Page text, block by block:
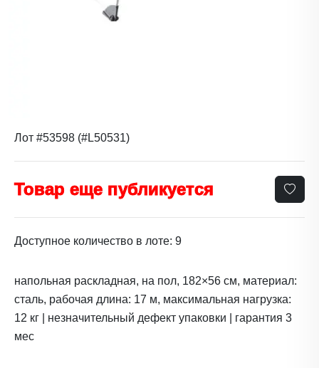
Лот #53598 (#L50531)
Товар еще публикуется
Доступное количество в лоте: 9
напольная раскладная, на пол, 182×56 см, материал:
сталь, рабочая длина: 17 м, максимальная нагрузка:
12 кг | незначительный дефект упаковки | гарантия 3
мес